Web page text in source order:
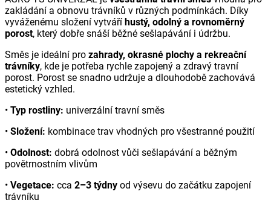
zakládání a obnovu trávníků v různých podmínkách. Díky
vyváženému složení vytváří hustý, odolný a rovnoměrný
porost, který dobře snáší běžné sešlapávání i údržbu.
Směs je ideální pro zahrady, okrasné plochy a rekreační
trávníky, kde je potřeba rychle zapojený a zdravý travní
porost. Porost se snadno udržuje a dlouhodobě zachovává
estetický vzhled.
• Typ rostliny: univerzální travní směs
• Složení: kombinace trav vhodných pro všestranné použití
• Odolnost: dobrá odolnost vůči sešlapávání a běžným
povětrnostním vlivům
• Vegetace: cca 2–3 týdny od výsevu do začátku zapojení
trávníku